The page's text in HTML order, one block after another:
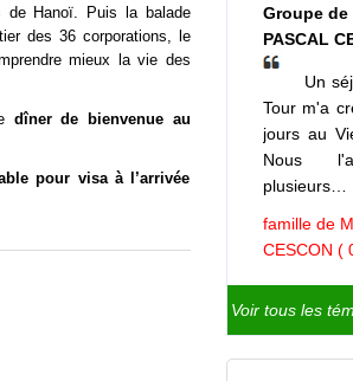
de Hanoï. Puis la balade
des 36 corporations, le
mieux la vie des
dîner de bienvenue au
pour visa à l’arrivée
Groupe de
PASCAL
Un
Tour m'a
jours au
Nous
plusieurs…
famille de
CESCON (
Voir tous les